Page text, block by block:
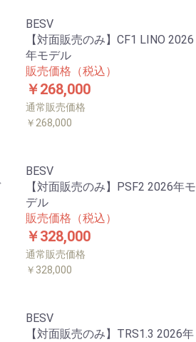
BESV
【対面販売のみ】CF1 LINO 2026
年モデル
販売価格（税込）
￥268,000
通常販売価格
￥268,000
BESV
【対面販売のみ】PSF2 2026年モ
デル
販売価格（税込）
￥328,000
通常販売価格
￥328,000
BESV
【対面販売のみ】TRS1.3 2026年